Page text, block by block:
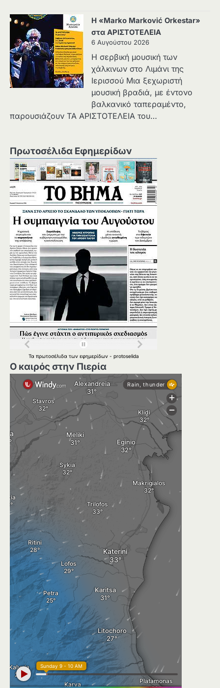
Η «Marko Marković Orkestar»
στα ΑΡΙΣΤΟΤΕΛΕΙΑ
6 Αυγούστου 2026
Η σερβική μουσική των
χάλκινων στο Λιμάνι της
Ιερισσού Μια ξεχωριστή
μουσική βραδιά, με έντονο
βαλκανικό ταπεραμέντο,
παρουσιάζουν ΤΑ ΑΡΙΣΤΟΤΕΛΕΙΑ του…
Πρωτοσέλιδα Εφημερίδων
Τα πρωτοσέλιδα των εφημερίδων - protoselida
Ο καιρός στην Πιερία